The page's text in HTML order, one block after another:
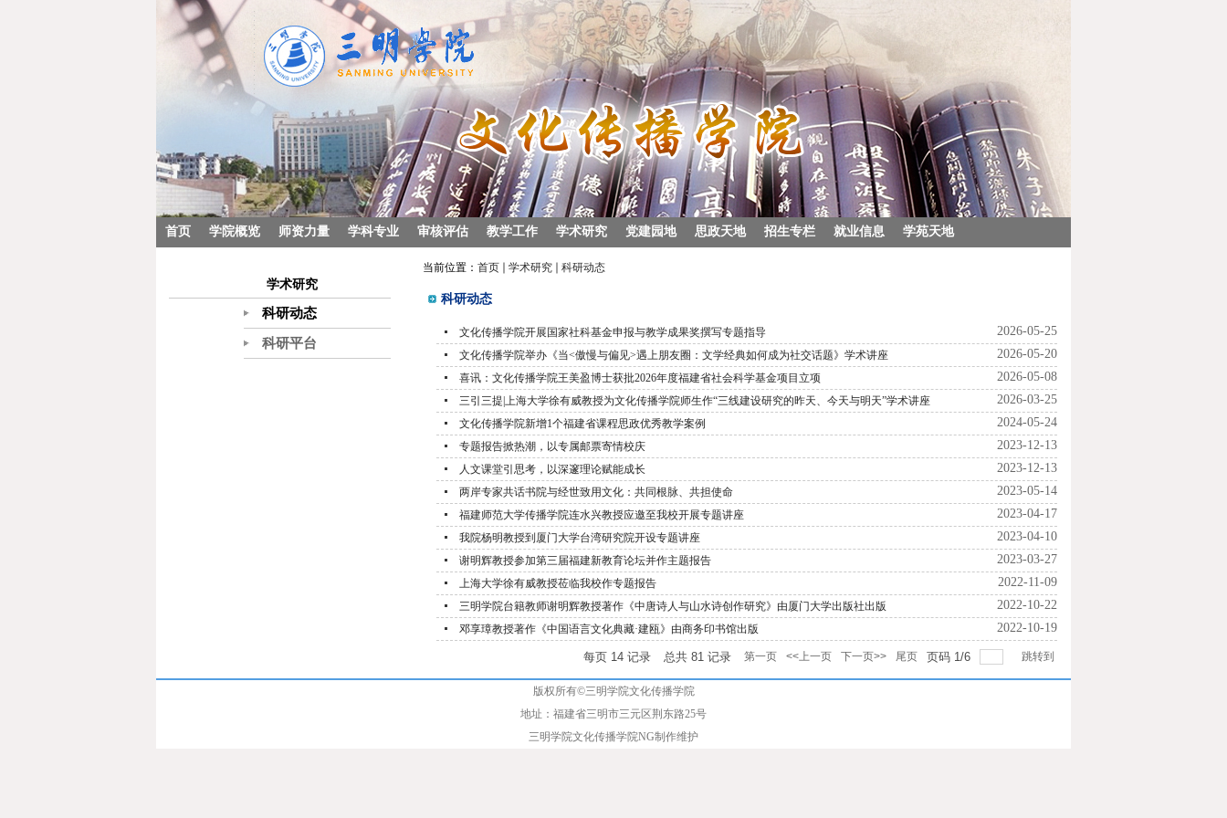
首页 学院概览 师资力量 学科专业 审核评估 教学工作 学术研究 党建园地 思政天地 招生专栏 就业信息 学苑天地
学术研究
科研动态
科研平台
当前位置： 首页 学术研究 科研动态
科研动态
文化传播学院开展国家社科基金申报与教学成果奖撰写专题指导 2026-05-25
文化传播学院举办《当<傲慢与偏见>遇上朋友圈：文学经典如何成为社交话题》学术讲座 2026-05-20
喜讯：文化传播学院王美盈博士获批2026年度福建省社会科学基金项目立项 2026-05-08
三引三提|上海大学徐有威教授为文化传播学院师生作“三线建设研究的昨天、今天与明天”学术讲座 2026-03-25
文化传播学院新增1个福建省课程思政优秀教学案例 2024-05-24
专题报告掀热潮，以专属邮票寄情校庆 2023-12-13
人文课堂引思考，以深邃理论赋能成长 2023-12-13
两岸专家共话书院与经世致用文化：共同根脉、共担使命 2023-05-14
福建师范大学传播学院连水兴教授应邀至我校开展专题讲座 2023-04-17
我院杨明教授到厦门大学台湾研究院开设专题讲座 2023-04-10
谢明辉教授参加第三届福建新教育论坛并作主题报告 2023-03-27
上海大学徐有威教授莅临我校作专题报告 2022-11-09
三明学院台籍教师谢明辉教授著作《中唐诗人与山水诗创作研究》由厦门大学出版社出版 2022-10-22
邓享璋教授著作《中国语言文化典藏·建瓯》由商务印书馆出版 2022-10-19
每页 14 记录 总共 81 记录 第一页 <<上一页 下一页>> 尾页 页码 1/6 跳转到
版权所有©三明学院文化传播学院
地址：福建省三明市三元区荆东路25号
三明学院文化传播学院NG制作维护